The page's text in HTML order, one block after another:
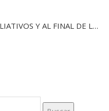
ENFERMERÍA EN CUIDADOS PALIATIVOS Y AL FINAL DE LA VIDA(2ED)